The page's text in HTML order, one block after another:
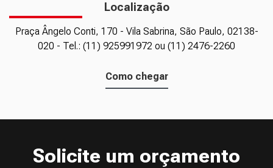
Localização
Praça Ângelo Conti, 170 - Vila Sabrina, São Paulo, 02138-
020 - Tel.: (11) 925991972 ou (11) 2476-2260
Como chegar
Solicite um orçamento